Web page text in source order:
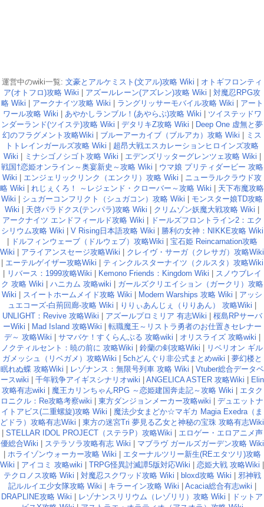
運営中のwiki一覧: 文豪とアルケミスト(文アル)攻略 Wiki | オトギフロンティ
ア(オトフロ)攻略 Wiki | アズールレーン(アズレン)攻略 Wiki | 対魔忍RPG攻
略 Wiki | アークナイツ攻略 Wiki | ラングリッサーモバイル攻略 Wiki | アート
ワール攻略 Wiki | あやかしランブル！(あやらぶ)攻略 Wiki | ツイステッドワ
ンダーランド(ツイステ)攻略 Wiki | デタリキZ攻略 Wiki | Deep One 虚無と夢
幻のフラグメント攻略Wiki | ブルーアーカイブ（ブルアカ）攻略 Wiki | ミス
トトレインガールズ攻略 Wiki | 超昂大戦エスカレーションヒロインズ攻略
Wiki | ミナシゴノシゴト攻略 Wiki | エデンズリッターグレンツェ攻略 Wiki |
戦国†恋姫オンライン～奥宴新史～攻略 Wiki | ウマ娘 プリティダービー 攻略
Wiki | エンジェリックリンク（エンクリ）攻略 Wiki | ニューラルクラウド攻
略 Wiki | れじぇくろ！ ～レジェンド・クローバー～攻略 Wiki | 天下布魔攻略
Wiki | シュガーコンフリクト（シュガコン）攻略 Wiki | モンスター娘TD攻略
Wiki | 天啓パラドクス(テンパラ)攻略 Wiki | クリムゾン妖魔大戦攻略 Wiki |
アークナイツ エンドフィールド攻略 Wiki | ドールズフロントライン2：エク
シリウム攻略 Wiki | V Rising日本語攻略 Wiki | 勝利の女神：NIKKE攻略 Wiki
| ドルフィンウェーブ（ドルウェブ）攻略Wiki | 宝石姫 Reincarnation攻略
Wiki | アライアンスセージ攻略Wiki | クレイヴ・サーガ（クレサガ）攻略Wiki
| エーテルゲイザー攻略Wiki | ティンクルスターナイツ（クルスタ）攻略Wiki
| リバース：1999攻略Wiki | Kemono Friends：Kingdom Wiki | スノウブレイ
ク 攻略 Wiki | ハニカム 攻略wiki | ガールズクリエイション（ガークリ）攻略
Wiki | スイートホームメイド攻略 Wiki | Modern Warships 攻略 Wiki | アッシ
ュエコーズ-白荊回廊-攻略 Wiki | りりぃあんじぇ（りりあん） 攻略Wiki |
UNLIGHT：Revive 攻略Wiki | アズールプロミリア 有志Wiki | 桜島RPサーバ
ーWiki | Mad Island 攻略Wiki | 転職魔王～リストラ勇者のお仕置きセレナー
デ～ 攻略Wiki | サマバケ！すくらんぶる 攻略wiki | オリスライズ 攻略wiki |
ノクティルセント：暁の前に 攻略Wiki | 鈴蘭の剣攻略Wiki | リベリオン ギル
ガメッシュ（リベガメ）攻略Wiki | 5chどんぐり非公式まとめwiki | 夢幻楼と
眠れぬ蝶 攻略Wiki | レゾナンス：無限号列車 攻略 Wiki | Vtuber総合データベ
ースwiki | 千年戦争アイギスシナリオwiki | ANGELICA ASTER 攻略Wiki | Elin
攻略有志wiki | 魔王カリンちゃんRPG ～恋姫建国奔走記～攻略 Wiki | エタク
ロニクル：Re攻略考察wiki | 東方ダンジョンメーカー攻略wiki | デュエットナ
イトアビス(二重螺旋)攻略 Wiki | 魔法少女まどか☆マギカ Magia Exedra（ま
どドラ）攻略有志Wiki | 東方の迷宮Tri 夢見る乙女と神秘の宝珠 攻略有志Wiki
| STELLAR IDOL PROJECT（ステラP）攻略Wiki | エロゲー・エロアニメ声
優総合Wiki | ステラソラ攻略有志 Wiki | マブラヴ ガールズガーデン攻略 Wiki
| ホライゾンウォーカー攻略 Wiki | エターナルツリー新生(REエタツリ)攻略
Wiki | アイコミ 攻略wiki | TRPG怪異討滅譚5版対応Wiki | 恋姫大戦 攻略Wiki |
テクロノス攻略 Wiki | 対魔忍スクワッド攻略 Wiki | bloxd攻略 Wiki | 邪神戦
記ルルイエ少女隊攻略 Wiki | キラーイン攻略 Wiki | Acacia総合有志wiki |
DRAPLINE攻略 Wiki | レゾナンスリリウム（レゾリリ）攻略 Wiki | ドットア